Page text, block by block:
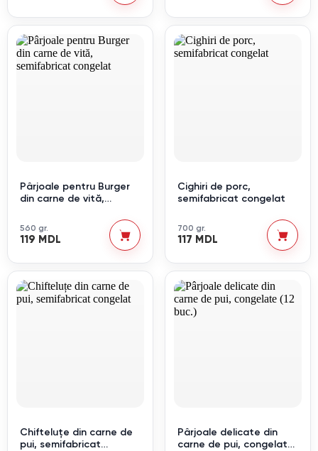
Pârjoale pentru Burger
din carne de vită,
560 gr.
119 MDL
Cighiri de porc,
semifabricat congelat
700 gr.
117 MDL
Chifteluțe din carne de
pui, semifabricat
Pârjoale delicate din
carne de pui, congelate